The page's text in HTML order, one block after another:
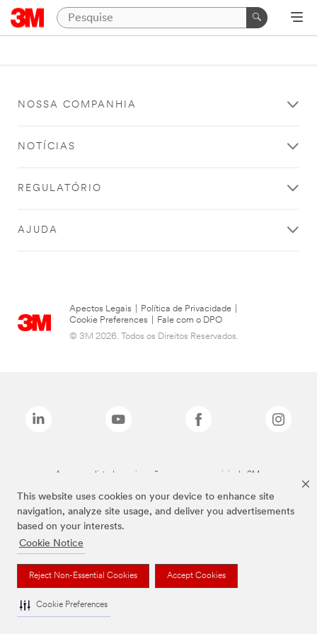
This website uses cookies on your device to enhance site
navigation, analyze site usage, and deliver you advertisements
based on your interests.
Cookie Notice
Reject Non-Essential Cookies Accept Cookies
Cookie Preferences
NOSSA COMPANHIA
NOTÍCIAS
REGULATÓRIO
AJUDA
Apectos Legais Política de Privacidade
Cookie Preferences
Fale com o DPO
© 3M 2026. Todos os Direitos Reservados.
As marcas listadas a cima são marcas comerciais da 3M.